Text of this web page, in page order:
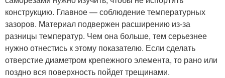
конструкцию. Главное — соблюдение температурных
зазоров. Материал подвержен расширению из-за
разницы температур. Чем она больше, тем серьезнее
нужно отнестись к этому показателю. Если сделать
отверстие диаметром крепежного элемента, то рано или
поздно вся поверхность пойдет трещинами.